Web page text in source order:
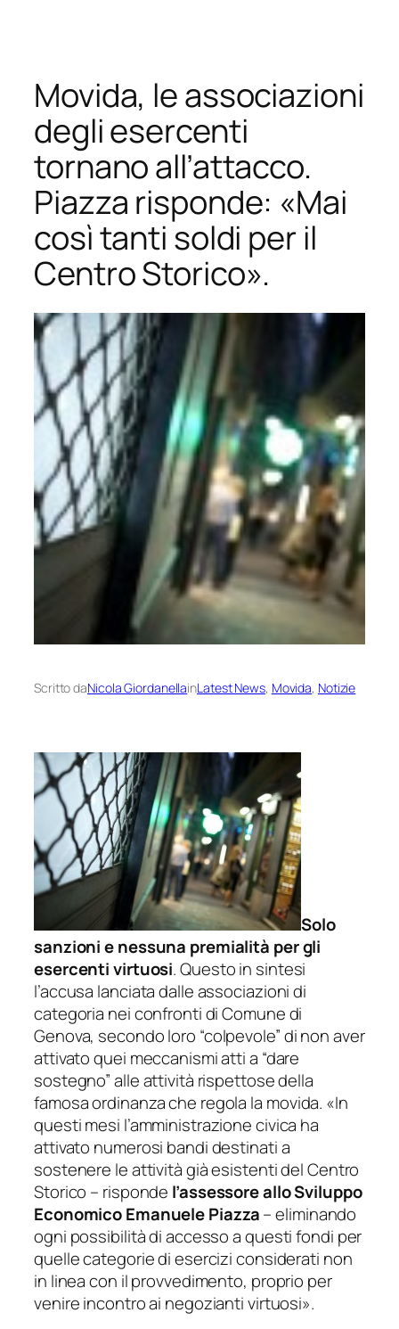
contenuto
Movida, le associazioni
degli esercenti
tornano all’attacco.
Piazza risponde: «Mai
così tanti soldi per il
Centro Storico».
Scritto daNicola GiordanellainLatest News, Movida, Notizie
Solo
sanzioni e nessuna premialità per gli
esercenti virtuosi. Questo in sintesi
l’accusa lanciata dalle associazioni di
categoria nei confronti di Comune di
Genova, secondo loro “colpevole” di non aver
attivato quei meccanismi atti a “dare
sostegno” alle attività rispettose della
famosa ordinanza che regola la movida. «In
questi mesi l’amministrazione civica ha
attivato numerosi bandi destinati a
sostenere le attività già esistenti del Centro
Storico – risponde l’assessore allo Sviluppo
Economico Emanuele Piazza–eliminando
ogni possibilità di accesso a questi fondi per
quelle categorie di esercizi considerati non
in linea con il provvedimento, proprio per
venire incontro ai negozianti virtuosi».